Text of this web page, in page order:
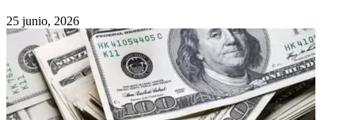
25 junio, 2026